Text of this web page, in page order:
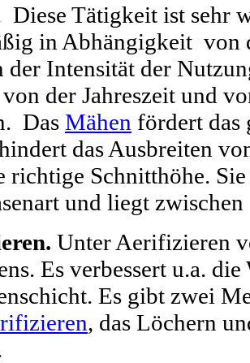
Diese Tätigkeit ist sehr
in Abhängigkeit von
der Intensität der
von der Jahreszeit und
Das Mähen fördert das
das Ausbreiten
richtige Schnitthöhe.
und liegt
Unter Aerifizieren
Es verbessert u.a.
Es gibt zwei
, das Löchern